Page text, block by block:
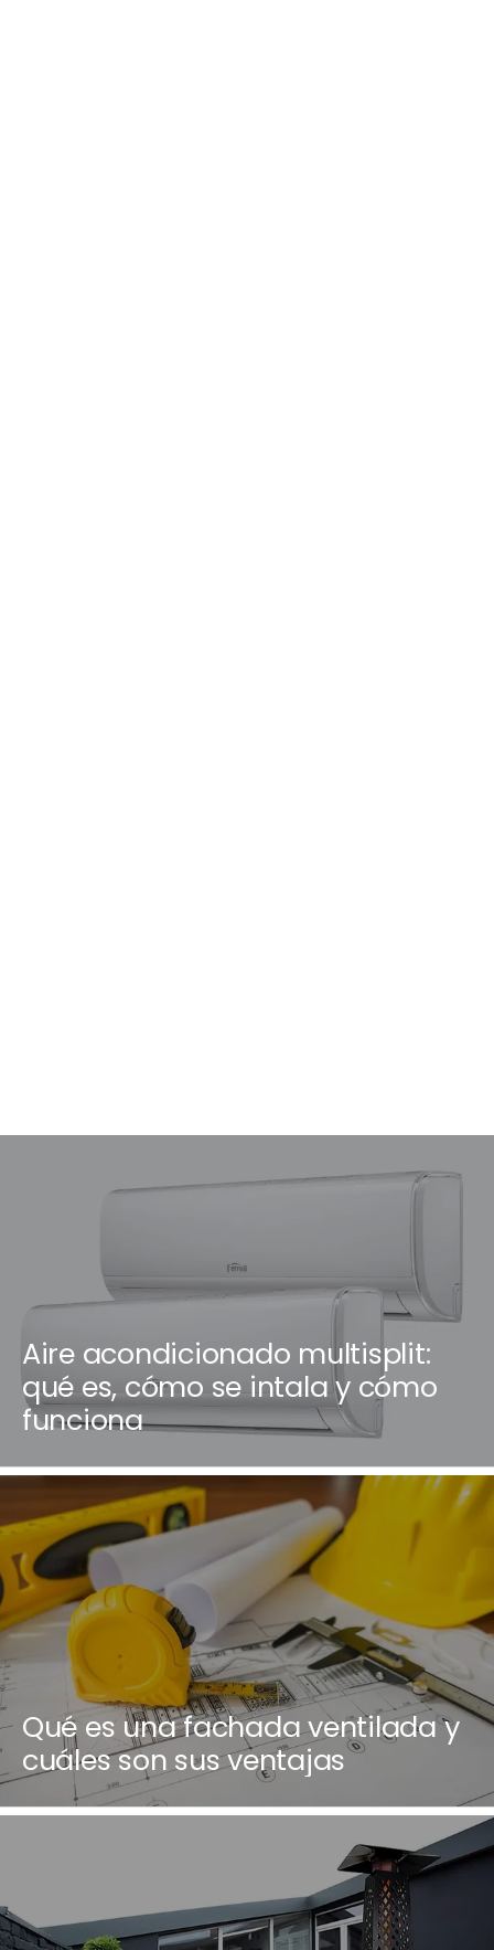
Aire acondicionado multisplit:
qué es, cómo se intala y cómo
funciona
Qué es una fachada ventilada y
cuáles son sus ventajas